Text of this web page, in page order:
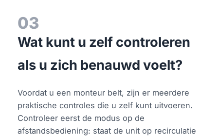
03
Wat kunt u zelf controleren
als u zich benauwd voelt?
Voordat u een monteur belt, zijn er meerdere
praktische controles die u zelf kunt uitvoeren.
Controleer eerst de modus op de
afstandsbediening: staat de unit op recirculatie